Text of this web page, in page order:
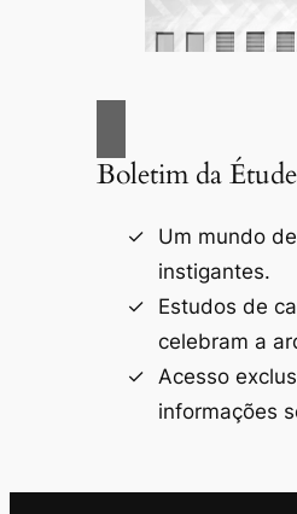
Boletim da
Um mundo
instigantes.
Estudos de
celebram a
Acesso
informações